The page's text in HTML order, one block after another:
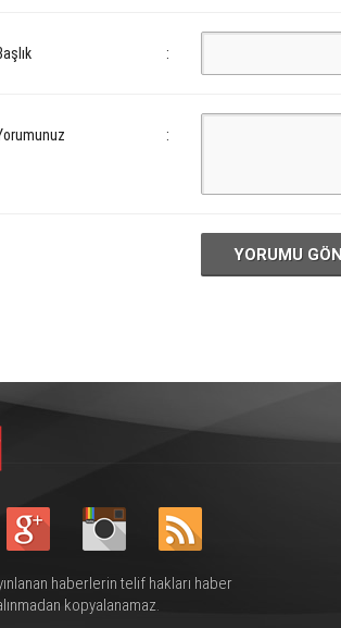
:
:
YORUMU
haberlerin telif hakları haber
kopyalanamaz.